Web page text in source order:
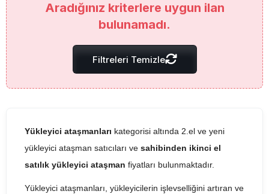
Aradığınız kriterlere uygun ilan
bulunamadı.
Filtreleri Temizle
Yükleyici ataşmanları kategorisi altında 2.el ve yeni
yükleyici ataşman satıcıları ve sahibinden ikinci el
satılık yükleyici ataşman fiyatları bulunmaktadır.
Yükleyici ataşmanları, yükleyicilerin işlevselliğini artıran ve